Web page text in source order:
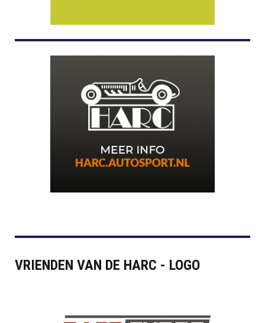
VRIENDEN VAN DE HARC - LOGO